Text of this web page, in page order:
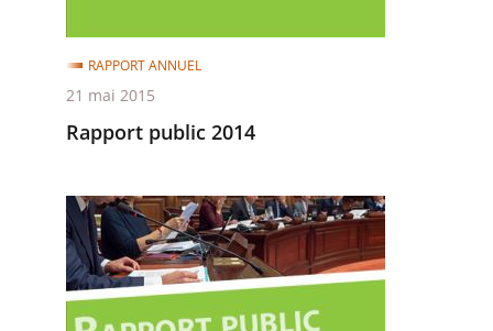
Rapport public 2014
RAPPORT ANNUEL
21 mai 2015
Rapport
public
2013